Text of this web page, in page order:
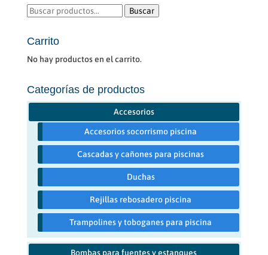
Buscar
Buscar
Carrito
No hay productos en el carrito.
Categorías de productos
Accesorios
Accesorios socorrismo piscina
Cascadas y cañones para piscinas
Duchas
Rejillas rebosadero piscina
Trampolines y toboganes para piscina
Bombas para fuentes y estanques